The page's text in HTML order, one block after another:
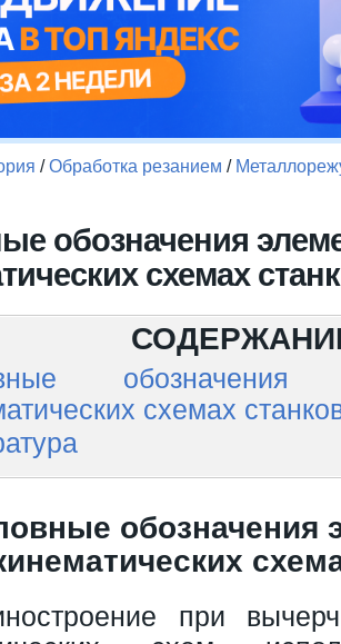
/Обработка резанием /
обозначения
схемах
схемах
обозначения
при